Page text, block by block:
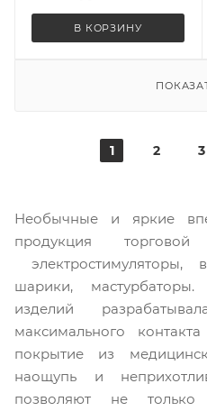
В КОРЗИНУ
1 2 3
Необычные и яркие
продукция
электростимуляторы,
шарики,
изделий
максимального
покрытие из
наощупь и
позволяют не